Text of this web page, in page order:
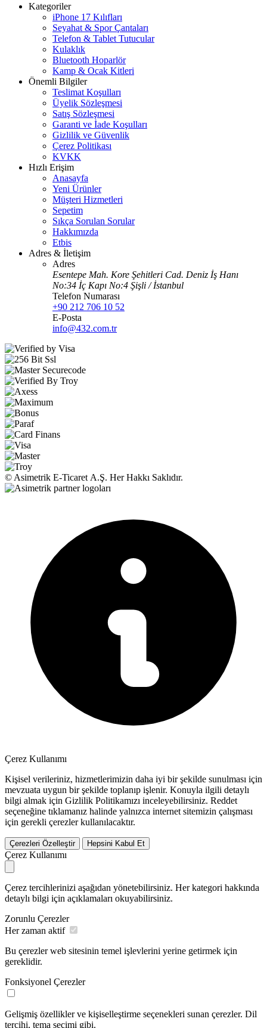
Kategoriler
iPhone 17 Kılıfları
Seyahat & Spor Çantaları
Telefon & Tablet Tutucular
Kulaklık
Bluetooth Hoparlör
Kamp & Ocak Kitleri
Önemli Bilgiler
Teslimat Koşulları
Üyelik Sözleşmesi
Satış Sözleşmesi
Garanti ve İade Koşulları
Gizlilik ve Güvenlik
Çerez Politikası
KVKK
Hızlı Erişim
Anasayfa
Yeni Ürünler
Müşteri Hizmetleri
Sepetim
Sıkça Sorulan Sorular
Hakkımızda
Etbis
Adres & İletişim
Adres
Esentepe Mah. Kore Şehitleri Cad. Deniz İş Hanı
No:34 İç Kapı No:4 Şişli / İstanbul
Telefon Numarası
+90 212 706 10 52
E-Posta
info@432.com.tr
© Asimetrik E‑Ticaret A.Ş. Her Hakkı Saklıdır.
Çerez Kullanımı
Kişisel verileriniz, hizmetlerimizin daha iyi bir şekilde sunulması için
mevzuata uygun bir şekilde toplanıp işlenir. Konuyla ilgili detaylı
bilgi almak için Gizlilik Politikamızı inceleyebilirsiniz. Reddet
seçeneğine tıklamanız halinde yalnızca internet sitemizin çalışması
için gerekli çerezler kullanılacaktır.
Çerezleri Özelleştir Hepsini Kabul Et
Çerez Kullanımı
Çerez tercihlerinizi aşağıdan yönetebilirsiniz. Her kategori hakkında
detaylı bilgi için açıklamaları okuyabilirsiniz.
Zorunlu Çerezler
Her zaman aktif
Bu çerezler web sitesinin temel işlevlerini yerine getirmek için
gereklidir.
Fonksiyonel Çerezler
Gelişmiş özellikler ve kişiselleştirme seçenekleri sunan çerezler. Dil
tercihi, tema seçimi gibi.